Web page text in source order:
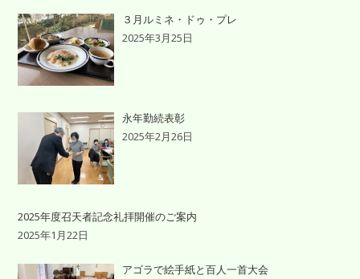
３月ルミネ・ドゥ・プレ
2025年3月25日
永年勤続表彰
2025年2月26日
2025年度召天者記念礼拝開催のご案内
2025年1月22日
アゴラで絵手紙と百人一首大会